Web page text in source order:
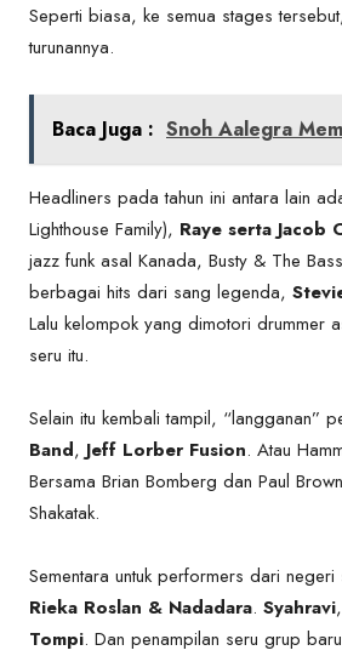
Seperti biasa, ke semua stages
turunannya.
Baca Juga : Snoh Aalegra
Headliners pada tahun ini antara lain
Lighthouse Family), Raye serta Jacob
jazz funk asal Kanada, Busty & The
berbagai hits dari sang legenda,
Lalu kelompok yang dimotori drummer
seru itu.
Selain itu kembali tampil, “langganan”
Band, Jeff Lorber Fusion. Atau
Bersama Brian Bomberg dan Paul
Shakatak.
Sementara untuk performers dari
Rieka Roslan & Nadadara. Syahravi
Tompi. Dan penampilan seru grup